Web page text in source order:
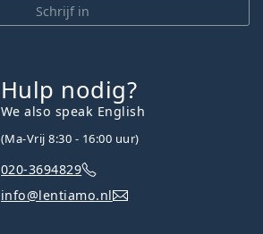
Schrijf in
Hulp nodig?
We also speak English
(Ma-Vrij 8:30 - 16:00 uur)
020-3694829
info@lentiamo.nl